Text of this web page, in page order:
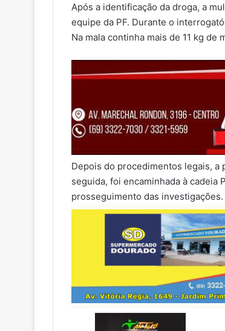
Após a identificação da droga, a
equipe da PF. Durante o
Na mala continha mais de 11 kg de
Depois do procedimentos legais, a
seguida, foi encaminhada à cadeia
prosseguimento das investigações.